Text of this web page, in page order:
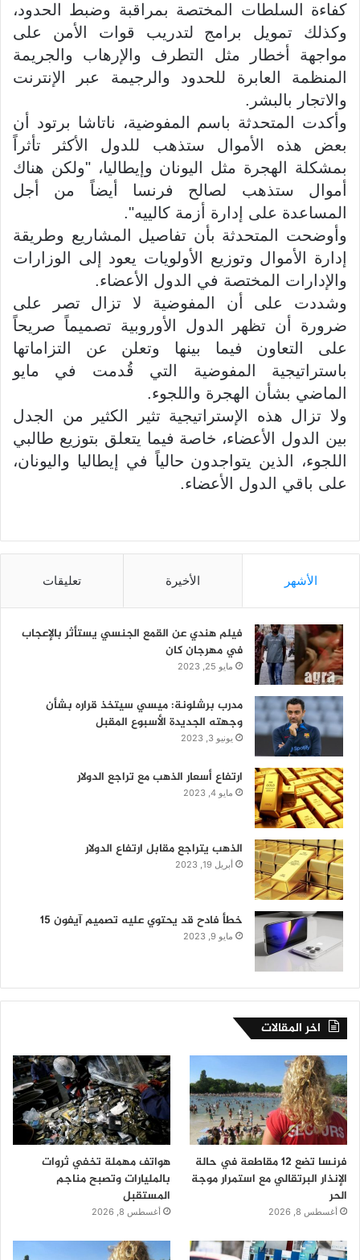
كفاءة السلطات المختصة بمراقبة وضبط الحدود،
وكذلك تمويل برامج لتدريب قوات الأمن على
مواجهة أخطار مثل التطرف والإرهاب والجريمة
المنظمة العابرة للحدود والرجيمة عبر الإنترنت
والاتجار بالبشر.
وأكدت المتحدثة باسم المفوضية، ناتاشا برتود أن
بعض هذه الأموال ستذهب للدول الأكثر تأثراً
بمشكلة الهجرة مثل اليونان وإيطاليا، "ولكن هناك
أموال ستذهب لصالح فرنسا أيضاً من أجل
المساعدة على إدارة أزمة كالييه".
وأوضحت المتحدثة بأن تفاصيل المشاريع وطريقة
إدارة الأموال وتوزيع الأولويات يعود إلى الوزارات
والإدارات المختصة في الدول الأعضاء.
وشددت على أن المفوضية لا تزال تصر على
ضرورة أن تظهر الدول الأوروبية تصميماً صريحاً
على التعاون فيما بينها وتعلن عن التزاماتها
باستراتيجية المفوضية التي قُدمت في مايو
الماضي بشأن الهجرة واللجوء.
ولا تزال هذه الإستراتيجية تثير الكثير من الجدل
بين الدول الأعضاء، خاصة فيما يتعلق بتوزيع طالبي
اللجوء، الذين يتواجدون حالياً في إيطاليا واليونان،
على باقي الدول الأعضاء.
الأشهر الأخيرة تعليقات
فيلم هندي عن القمع الجنسي يستأثر بالإعجاب
في مهرجان كان
مايو 25, 2023
مدرب برشلونة: ميسي سيتخذ قراره بشأن
وجهته الجديدة الأسبوع المقبل
يونيو 3, 2023
ارتفاع أسعار الذهب مع تراجع الدولار
مايو 4, 2023
الذهب يتراجع مقابل ارتفاع الدولار
أبريل 19, 2023
خطأ فادح قد يحتوي عليه تصميم آيفون 15
مايو 9, 2023
اخر المقالات
فرنسا تضع 12 مقاطعة في حالة
الإنذار البرتقالي مع استمرار موجة
الحر
أغسطس 8, 2026
هواتف مهملة تخفي ثروات
بالمليارات وتصبح مناجم
المستقبل
أغسطس 8, 2026